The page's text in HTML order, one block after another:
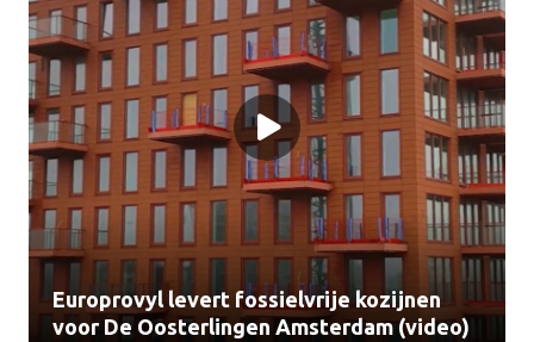
Europrovyl levert fossielvrije kozijnen
voor De Oosterlingen Amsterdam (video)